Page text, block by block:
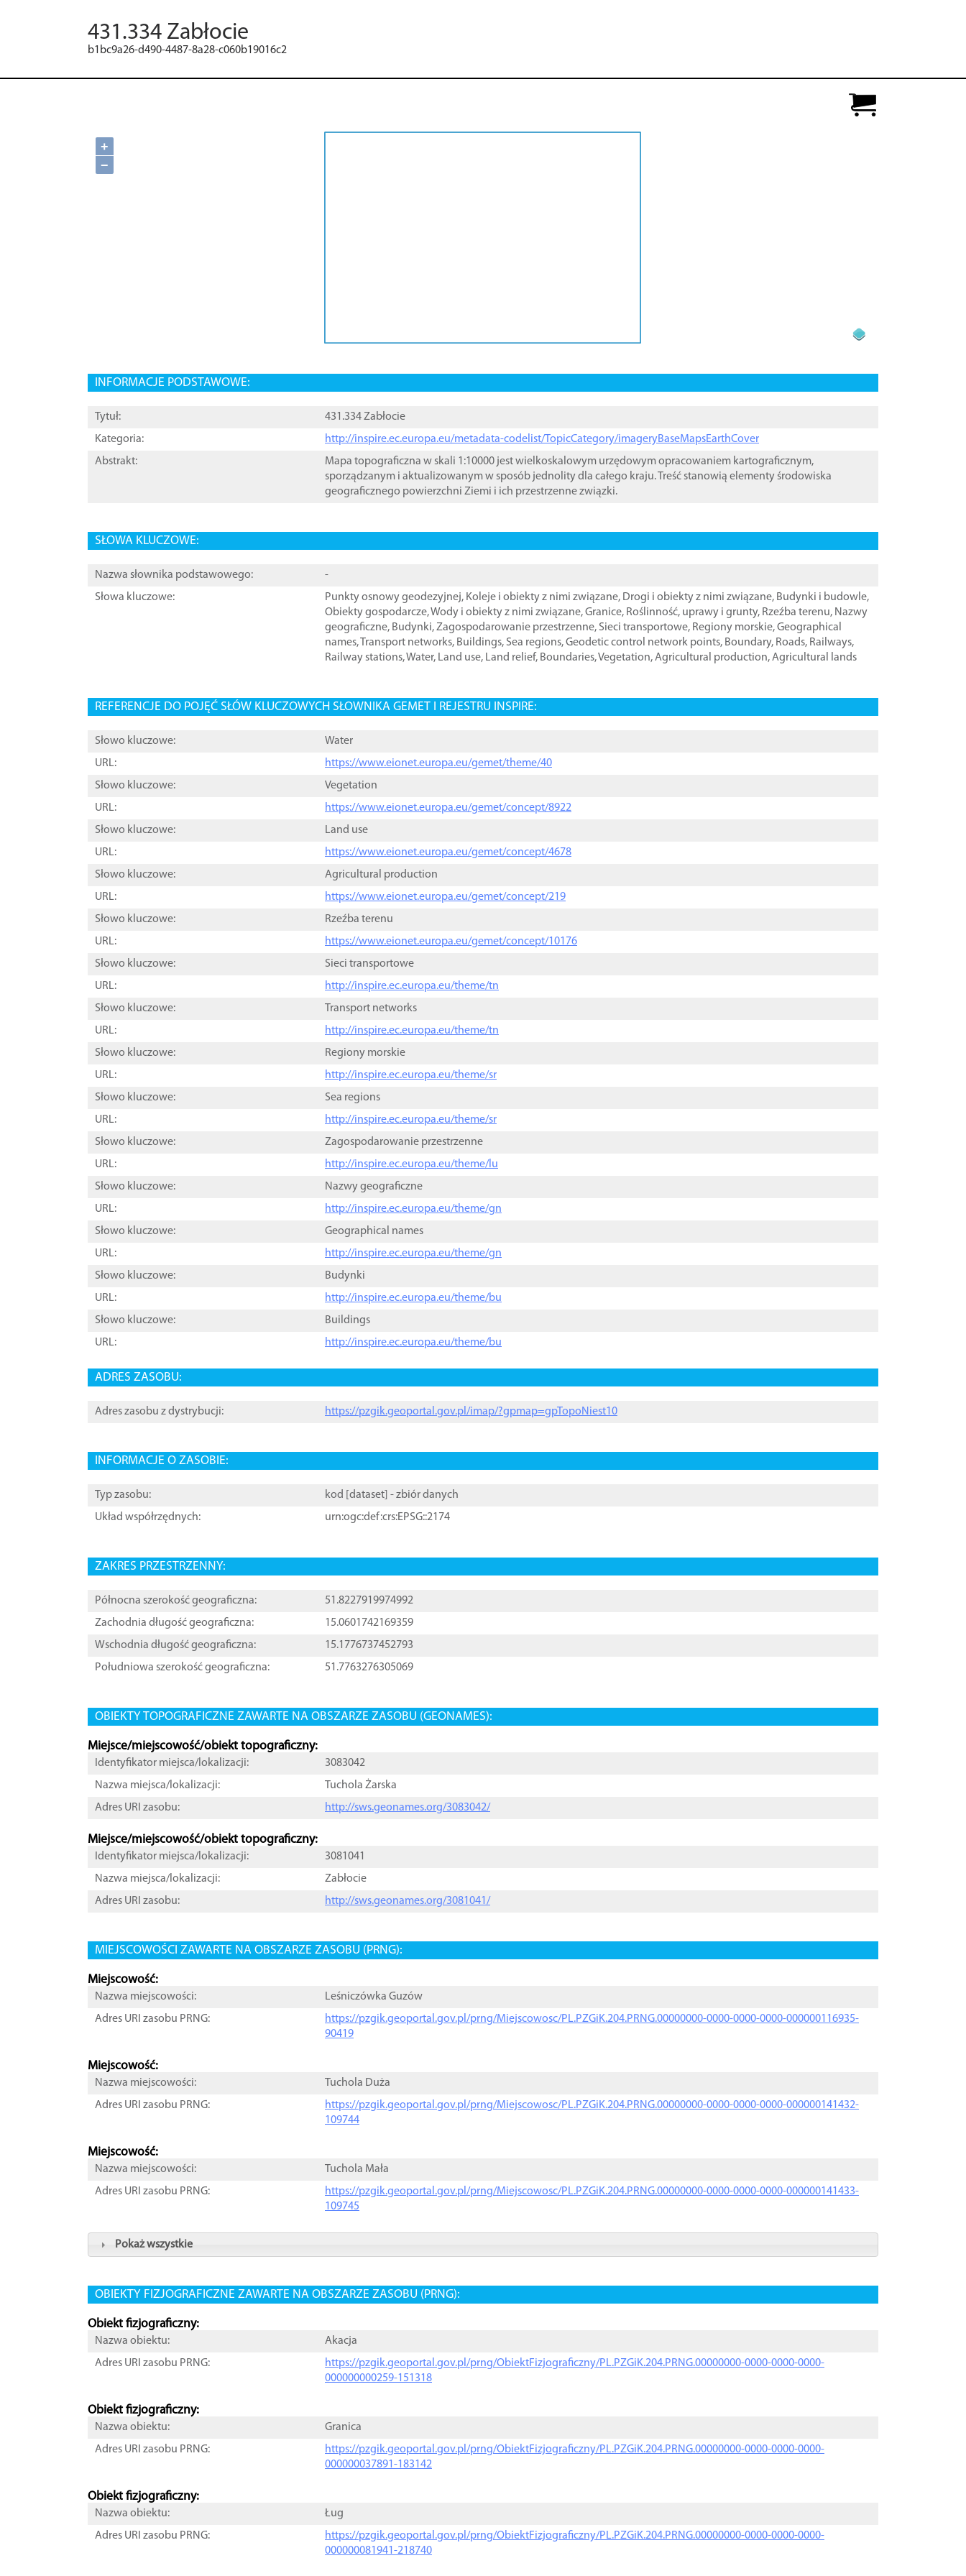
431.334 Zabłocie
b1bc9a26-d490-4487-8a28-c060b19016c2
+
−
INFORMACJE PODSTAWOWE:
Tytuł:
431.334 Zabłocie
Kategoria:
http://inspire.ec.europa.eu/metadata-codelist/TopicCategory/imageryBaseMapsEarthCover
Abstrakt:
Mapa topograficzna w skali 1:10000 jest wielkoskalowym urzędowym opracowaniem kartograficznym,
sporządzanym i aktualizowanym w sposób jednolity dla całego kraju. Treść stanowią elementy środowiska
geograficznego powierzchni Ziemi i ich przestrzenne związki.
SŁOWA KLUCZOWE:
Nazwa słownika podstawowego:
-
Słowa kluczowe:
Punkty osnowy geodezyjnej, Koleje i obiekty z nimi związane, Drogi i obiekty z nimi związane, Budynki i budowle,
Obiekty gospodarcze,Wody i obiekty z nimi związane,Granice, Roślinność, uprawy i grunty, Rzeźba terenu, Nazwy
geograficzne, Budynki,Zagospodarowanie przestrzenne, Sieci transportowe, Regiony morskie,Geographical
names,Transport networks, Buildings, Sea regions,Geodetic control network points, Boundary, Roads, Railways,
Railway stations,Water, Land use, Land relief, Boundaries,Vegetation,Agricultural production,Agricultural lands
REFERENCJE DO POJĘĆ SŁÓW KLUCZOWYCH SŁOWNIKA GEMET I REJESTRU INSPIRE:
Słowo kluczowe:
Water
URL:
https://www.eionet.europa.eu/gemet/theme/40
Słowo kluczowe:
Vegetation
URL:
https://www.eionet.europa.eu/gemet/concept/8922
Słowo kluczowe:
Land use
URL:
https://www.eionet.europa.eu/gemet/concept/4678
Słowo kluczowe:
Agricultural production
URL:
https://www.eionet.europa.eu/gemet/concept/219
Słowo kluczowe:
Rzeźba terenu
URL:
https://www.eionet.europa.eu/gemet/concept/10176
Słowo kluczowe:
Sieci transportowe
URL:
http://inspire.ec.europa.eu/theme/tn
Słowo kluczowe:
Transport networks
URL:
http://inspire.ec.europa.eu/theme/tn
Słowo kluczowe:
Regiony morskie
URL:
http://inspire.ec.europa.eu/theme/sr
Słowo kluczowe:
Sea regions
URL:
http://inspire.ec.europa.eu/theme/sr
Słowo kluczowe:
Zagospodarowanie przestrzenne
URL:
http://inspire.ec.europa.eu/theme/lu
Słowo kluczowe:
Nazwy geograficzne
URL:
http://inspire.ec.europa.eu/theme/gn
Słowo kluczowe:
Geographical names
URL:
http://inspire.ec.europa.eu/theme/gn
Słowo kluczowe:
Budynki
URL:
http://inspire.ec.europa.eu/theme/bu
Słowo kluczowe:
Buildings
URL:
http://inspire.ec.europa.eu/theme/bu
ADRES ZASOBU:
Adres zasobu z dystrybucji: https://pzgik.geoportal.gov.pl/imap/?gpmap=gpTopoNiest10
INFORMACJE O ZASOBIE:
Typ zasobu: kod [ dataset ] - zbiór danych
Układ współrzędnych:
urn:ogc:def:crs:EPSG::2174
ZAKRES PRZESTRZENNY:
Północna szerokość geograficzna:
51.8227919974992
Zachodnia długość geograficzna:
15.0601742169359
Wschodnia długość geograficzna:
15.1776737452793
Południowa szerokość geograficzna:
51.7763276305069
OBIEKTY TOPOGRAFICZNE ZAWARTE NA OBSZARZE ZASOBU (GEONAMES):
Miejsce/miejscowość/obiekt topograficzny:
Identyfikator miejsca/lokalizacji:
3083042
Nazwa miejsca/lokalizacji:
Tuchola Żarska
Adres URI zasobu:
http://sws.geonames.org/3083042/
Miejsce/miejscowość/obiekt topograficzny:
Identyfikator miejsca/lokalizacji:
3081041
Nazwa miejsca/lokalizacji:
Zabłocie
Adres URI zasobu:
http://sws.geonames.org/3081041/
MIEJSCOWOŚCI ZAWARTE NA OBSZARZE ZASOBU (PRNG):
Miejscowość:
Nazwa miejscowości:
Leśniczówka Guzów
Adres URI zasobu PRNG:
https://pzgik.geoportal.gov.pl/prng/Miejscowosc/PL.PZGiK.204.PRNG.00000000-0000-0000-0000-000000116935-
90419
Miejscowość:
Nazwa miejscowości:
Tuchola Duża
Adres URI zasobu PRNG:
https://pzgik.geoportal.gov.pl/prng/Miejscowosc/PL.PZGiK.204.PRNG.00000000-0000-0000-0000-000000141432-
109744
Miejscowość:
Nazwa miejscowości:
Tuchola Mała
Adres URI zasobu PRNG:
https://pzgik.geoportal.gov.pl/prng/Miejscowosc/PL.PZGiK.204.PRNG.00000000-0000-0000-0000-000000141433-
109745
Pokaż wszystkie
OBIEKTY FIZJOGRAFICZNE ZAWARTE NA OBSZARZE ZASOBU (PRNG):
Obiekt fizjograficzny:
Nazwa obiektu:
Akacja
Adres URI zasobu PRNG:
https://pzgik.geoportal.gov.pl/prng/ObiektFizjograficzny/PL.PZGiK.204.PRNG.00000000-0000-0000-0000-
000000000259-151318
Obiekt fizjograficzny:
Nazwa obiektu:
Granica
Adres URI zasobu PRNG:
https://pzgik.geoportal.gov.pl/prng/ObiektFizjograficzny/PL.PZGiK.204.PRNG.00000000-0000-0000-0000-
000000037891-183142
Obiekt fizjograficzny:
Nazwa obiektu:
Ług
Adres URI zasobu PRNG:
https://pzgik.geoportal.gov.pl/prng/ObiektFizjograficzny/PL.PZGiK.204.PRNG.00000000-0000-0000-0000-
000000081941-218740